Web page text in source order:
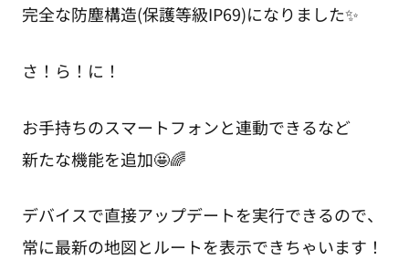
完全な防塵構造(保護等級IP69)になりました✨
さ！ら！に！
お手持ちのスマートフォンと連動できるなど
新たな機能を追加🤩🌈
デバイスで直接アップデートを実行できるので、
常に最新の地図とルートを表示できちゃいます！